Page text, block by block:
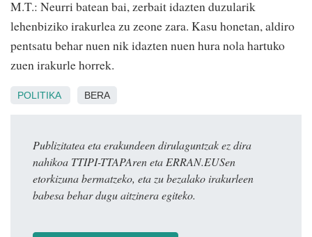
M.T.: Neurri batean bai, zerbait idazten duzularik
lehenbiziko irakurlea zu zeone zara. Kasu honetan, aldiro
pentsatu behar nuen nik idazten nuen hura nola hartuko
zuen irakurle horrek.
POLITIKA BERA
Publizitatea eta erakundeen dirulaguntzak ez dira
nahikoa TTIPI-TTAPAren eta ERRAN.EUSen
etorkizuna bermatzeko, eta zu bezalako irakurleen
babesa behar dugu aitzinera egiteko.